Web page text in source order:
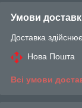
Умови
Доставка
Нова Пошта
Всі умови